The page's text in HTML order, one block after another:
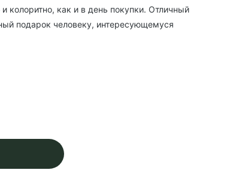
колоритно, как и в день покупки. Отличный
подарок человеку, интересующемуся